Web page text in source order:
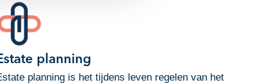
planning
planning is het tijdens leven regelen van het